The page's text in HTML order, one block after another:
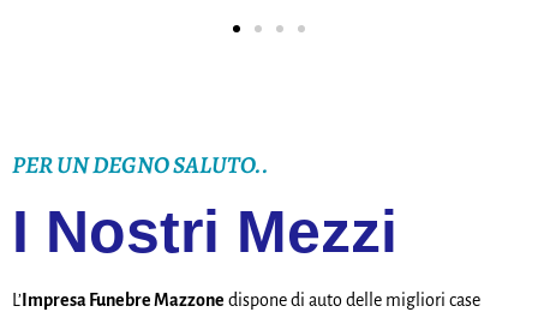
PER UN DEGNO SALUTO..
I Nostri Mezzi
L’Impresa Funebre Mazzone dispone di auto delle migliori case